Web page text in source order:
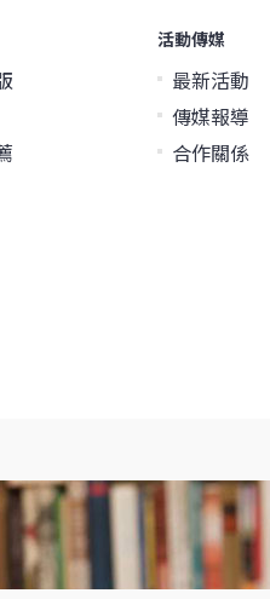
活動傳媒
最新活動
傳媒報導
合作關係